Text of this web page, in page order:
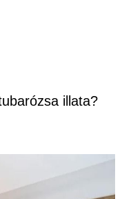
illata?